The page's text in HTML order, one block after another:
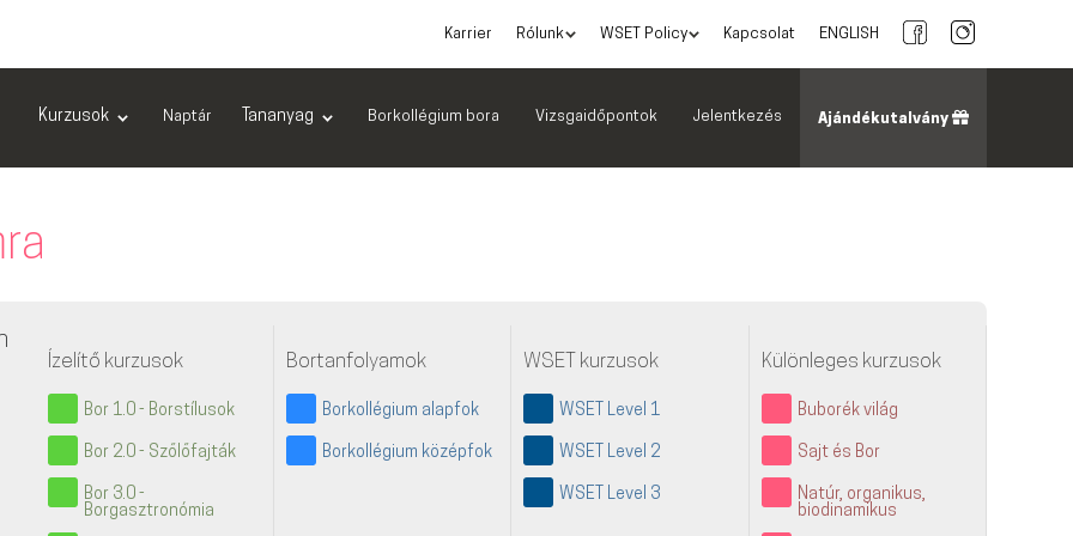
Karrier Rólunk WSET Policy Kapcsolat ENGLISH
Kurzusok Naptár Tananyag Borkollégium bora Vizsgaidőpontok Jelentkezés Ajándékutalvány
Ízelítő kurzusok
Bor 1.0 - Borstílusok
Bor 2.0 - Szőlőfajták
Bor 3.0 -
Borgasztronómia
Bortanfolyamok
Borkollégium alapfok
Borkollégium középfok
WSET kurzusok
WSET Level 1
WSET Level 2
WSET Level 3
Különleges kurzusok
Buborék világ
Sajt és Bor
Natúr, organikus,
biodinamikus